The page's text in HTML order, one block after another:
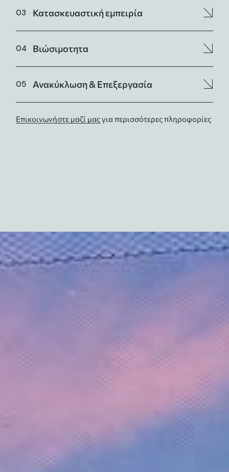
Κατασκευαστική εμπειρία
Βιώσιμοτητα
Ανακύκλωση & Επεξεργασία
Επικοινωνήστε μαζί μαςγια περισσότερες πληροφορίες